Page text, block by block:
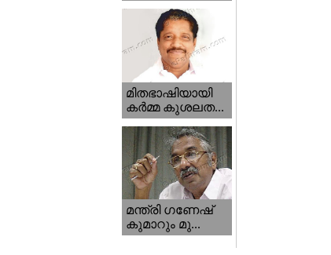
മിതഭാഷിയായി
കര്‍മ്മ കുശലത...
മന്ത്രി ഗണേഷ്‌
കുമാറും മു...